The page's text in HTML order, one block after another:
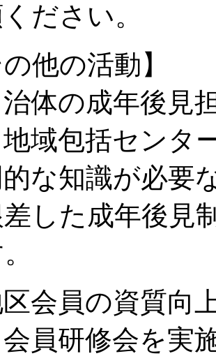
ださい。
の他の活動】
体の成年後見
域包括センタ
な知識が必要
した成年後見
区会員の資質向
員研修会を実